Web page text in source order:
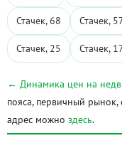
Стачек, 68 Стачек,
Стачек, 25 Стачек,
← Динамика цен на
пояса, первичный рынок,
адрес можно здесь.